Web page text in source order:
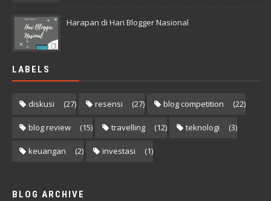
Harapan di Hari Blogger Nasional
LABELS
diskusi (27) resensi (27) blog competition (22)
blog review (15) travelling (12) teknologi (3)
keuangan (2) investasi (1)
BLOG ARCHIVE